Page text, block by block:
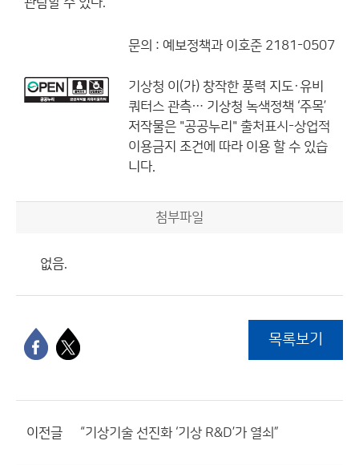
문의 : 예보정책과 이호준 2181-0507
기상청 이(가) 창작한 풍력 지도·유비
쿼터스 관측… 기상청 녹색정책 ‘주목’
저작물은 "공공누리" 출처표시-상업적
이용금지 조건에 따라 이용 할 수 있습
니다.
첨부파일
없음.
목록보기
이전글 “기상기술 선진화 ‘기상 R&D’가 열쇠”